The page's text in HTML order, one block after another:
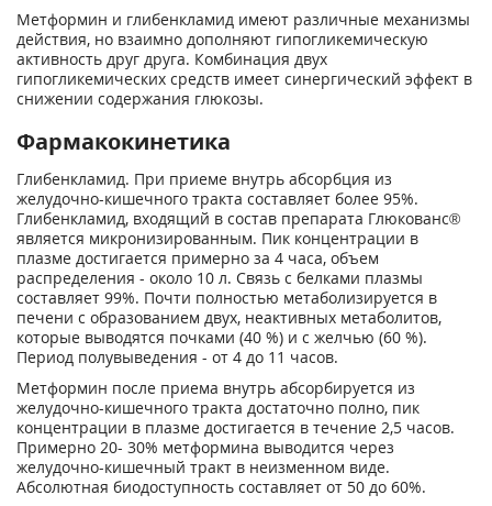
Метформин и глибенкламид имеют различные механизмы
действия, но взаимно дополняют гипогликемическую
активность друг друга. Комбинация двух
гипогликемических средств имеет синергический эффект в
снижении содержания глюкозы.
Фармакокинетика
Глибенкламид. При приеме внутрь абсорбция из
желудочно-кишечного тракта составляет более 95%.
Глибенкламид, входящий в состав препарата Глюкованс®
является микронизированным. Пик концентрации в
плазме достигается примерно за 4 часа, объем
распределения - около 10 л. Связь с белками плазмы
составляет 99%. Почти полностью метаболизируется в
печени с образованием двух, неактивных метаболитов,
которые выводятся почками (40 %) и с желчью (60 %).
Период полувыведения - от 4 до 11 часов.
Метформин после приема внутрь абсорбируется из
желудочно-кишечного тракта достаточно полно, пик
концентрации в плазме достигается в течение 2,5 часов.
Примерно 20- 30% метформина выводится через
желудочно-кишечный тракт в неизменном виде.
Абсолютная биодоступность составляет от 50 до 60%.